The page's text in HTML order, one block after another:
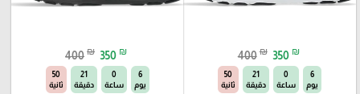
400 ₪ 350 ₪
6
يوم
0
ساعة
21
دقيقة
49
ثانية
400 ₪ 350 ₪
6
يوم
0
ساعة
21
دقيقة
49
ثانية